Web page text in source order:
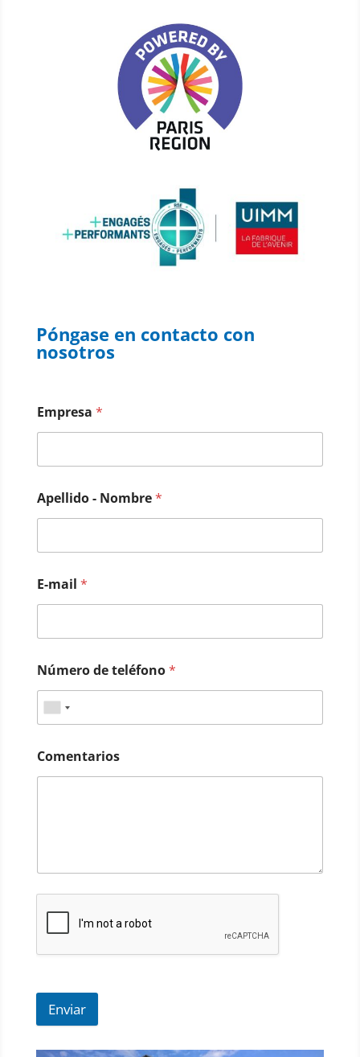
Póngase en contacto con
nosotros
Empresa *
Apellido - Nombre*
E-mail *
Número de teléfono*
Comentarios
Enviar